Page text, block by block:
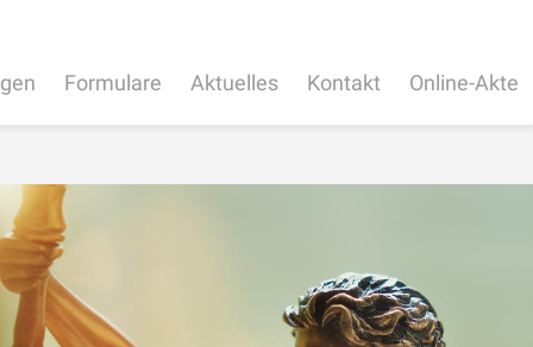
Formulare Aktuelles Kontakt Online-Akte